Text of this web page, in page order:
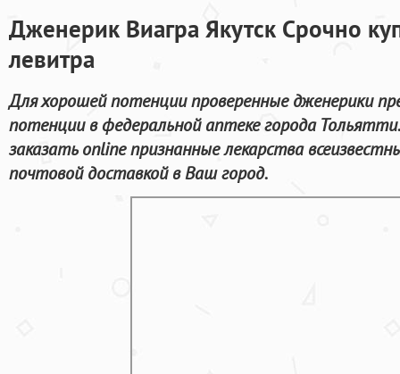
Дженерик Виагра Якутск Срочно
левитра
Для хорошей потенции проверенные дженерики
потенции в федеральной аптеке города
заказать online признанные лекарства
почтовой доставкой в Ваш город.